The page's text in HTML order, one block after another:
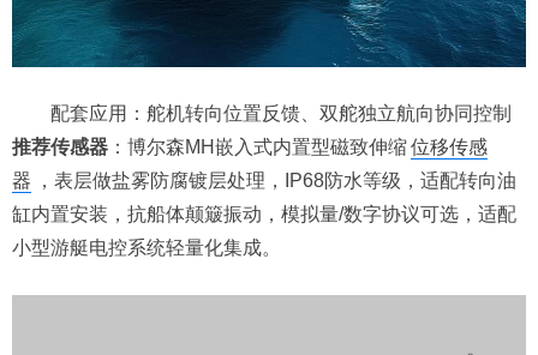
配套应用：舵机转向位置反馈、双舵独立航向协同控制
推荐传感器 ：博尔森MH嵌入式内置型磁致伸缩位移传感
器
，表层做盐雾防腐镀层处理，IP68防水等级，适配转向油
缸内置安装，抗船体颠簸振动，模拟量/数字协议可选，适配
小型游艇电控系统轻量化集成。